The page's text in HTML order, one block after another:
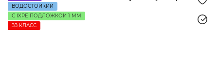
ВОДОСТОЙКИЙ
С IXPE ПОДЛОЖКОЙ 1 ММ
ЗЗ КЛАСС